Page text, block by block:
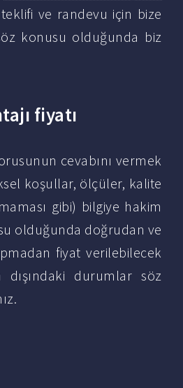
ve randevu için bize
konusu olduğunda biz
fiyatı
cevabını vermek
koşullar, ölçüler, kalite
gibi) bilgiye hakim
olduğunda doğrudan ve
fiyat verilebilecek
durumlar söz